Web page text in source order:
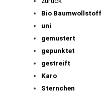
Bio Baumwollstoff
uni
gemustert
gepunktet
gestreift
Karo
Sternchen